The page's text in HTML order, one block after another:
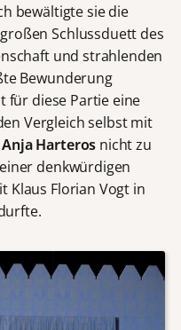
bewältigte sie die
Schlussduett des
und strahlenden
Bewunderung
für diese Partie eine
Vergleich selbst mit
Anja Harteros nicht zu
denkwürdigen
Klaus Florian Vogt in